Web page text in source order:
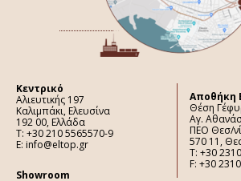
Κεντρικό
Αλιευτικής 197
Καλιμπάκι, Ελευσίνα
192 00, Ελλάδα
Τ: +30 210 5565570-9
E: info@eltop.gr
Showroom
Aποθήκη
Θέση
Αγ.
ΠΕΟ Θεσ/
570 11,
Τ: +30
F: +30